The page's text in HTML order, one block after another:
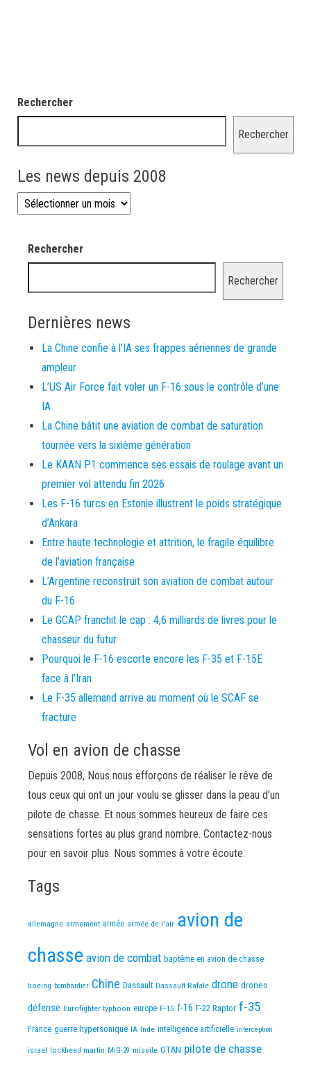
Rechercher
Rechercher
Les news depuis 2008
Les news depuis 2008
Rechercher
Rechercher
Dernières news
La Chine confie à l’IA ses frappes aériennes de grande
ampleur
L’US Air Force fait voler un F-16 sous le contrôle d’une
IA
La Chine bâtit une aviation de combat de saturation
tournée vers la sixième génération
Le KAAN P1 commence ses essais de roulage avant un
premier vol attendu fin 2026
Les F-16 turcs en Estonie illustrent le poids stratégique
d’Ankara
Entre haute technologie et attrition, le fragile équilibre
de l’aviation française
L’Argentine reconstruit son aviation de combat autour
du F-16
Le GCAP franchit le cap : 4,6 milliards de livres pour le
chasseur du futur
Pourquoi le F-16 escorte encore les F-35 et F-15E
face à l’Iran
Le F-35 allemand arrive au moment où le SCAF se
fracture
Vol en avion de chasse
Depuis 2008, Nous nous efforçons de réaliser le rêve de
tous ceux qui ont un jour voulu se glisser dans la peau d’un
pilote de chasse. Et nous sommes heureux de faire ces
sensations fortes au plus grand nombre. Contactez-nous
pour en savoir plus. Nous sommes à votre écoute.
Tags
allemagne armement armée armée de l'air avion de
chasse avion de combat baptême en avion de chasse
boeing bombardier Chine Dassault Dassault Rafale drone drones
défense Eurofighter typhoon europe F-15 f-16 F-22 Raptor f-35
France guerre hypersonique IA Inde intelligence artificielle interception
israel lockheed martin MiG-29 missile OTAN pilote de chasse